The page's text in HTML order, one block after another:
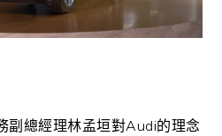
副總經理林孟垣對Audi的理念